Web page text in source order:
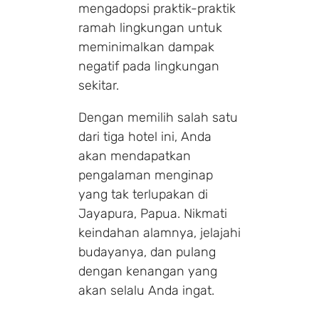
mengadopsi praktik-praktik
ramah lingkungan untuk
meminimalkan dampak
negatif pada lingkungan
sekitar.
Dengan memilih salah satu
dari tiga hotel ini, Anda
akan mendapatkan
pengalaman menginap
yang tak terlupakan di
Jayapura, Papua. Nikmati
keindahan alamnya, jelajahi
budayanya, dan pulang
dengan kenangan yang
akan selalu Anda ingat.